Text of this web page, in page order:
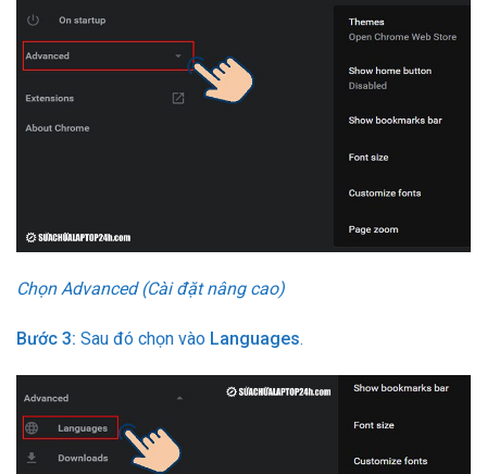
Chọn Advanced (Cài đặt nâng cao)
Bước 3: Sau đó chọn vào Languages.